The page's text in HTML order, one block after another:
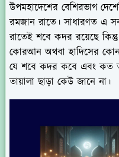
উপমহাদেশের বেশিরভাগ
রমজান রাতে। সাধারণত এ
রাতেই শবে কদর রয়েছে
কোরআন অথবা হাদিসের কোন
যে শবে কদর কবে এবং কত
তায়ালা ছাড়া কেউ জানে না।